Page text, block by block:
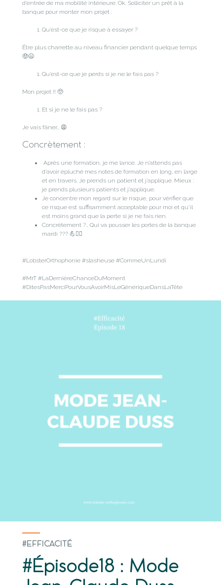
d’entrée de ma mobilité intérieure. Ok. Solliciter un prêt à la
banque pour monter mon projet :
Qu’est-ce que je risque à essayer ?
Être plus charrette au niveau financier pendant quelque temps
🤑😫
Qu’est-ce que je perds si je ne le fais pas ?
Mon projet !! 🥺
Et si je ne le fais pas ?
Je vais fâner… 😩
Concrètement :
Après une formation, je me lance. Je n’attends pas
d’avoir épluché mes notes de formation en long, en large
et en travers. Je prends un patient et j’applique. Mieux :
je prends plusieurs patients et j’applique.
Je concentre mon regard sur le risque, pour vérifier que
ce risque est suffisamment acceptable pour moi et qu’il
est moins grand que la perte si je ne fais rien.
Concrètement ?… Qui va pousser les portes de la banque
mardi ??? 💪🙋‍♀️
#LobsterOrthophonie #slasheuse #CommeUnLundi
#MrT #LaDernièreChanceDuMoment
#DitesPasMerciPourVousAvoirMisLeGénériqueDansLaTête
#EFFICACITÉ
#Épisode18 : Mode